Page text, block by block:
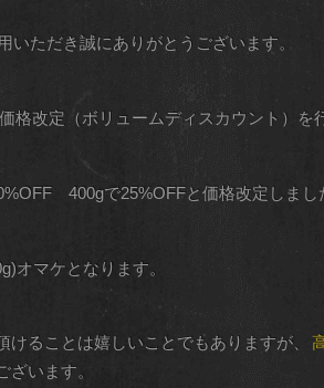
ただき誠にありがとうございます。
格改定（ボリュームディスカウント）を
400gで25%OFFと価格改定しまし
オマケとなります。
ることは嬉しいことでもありますが、
います。